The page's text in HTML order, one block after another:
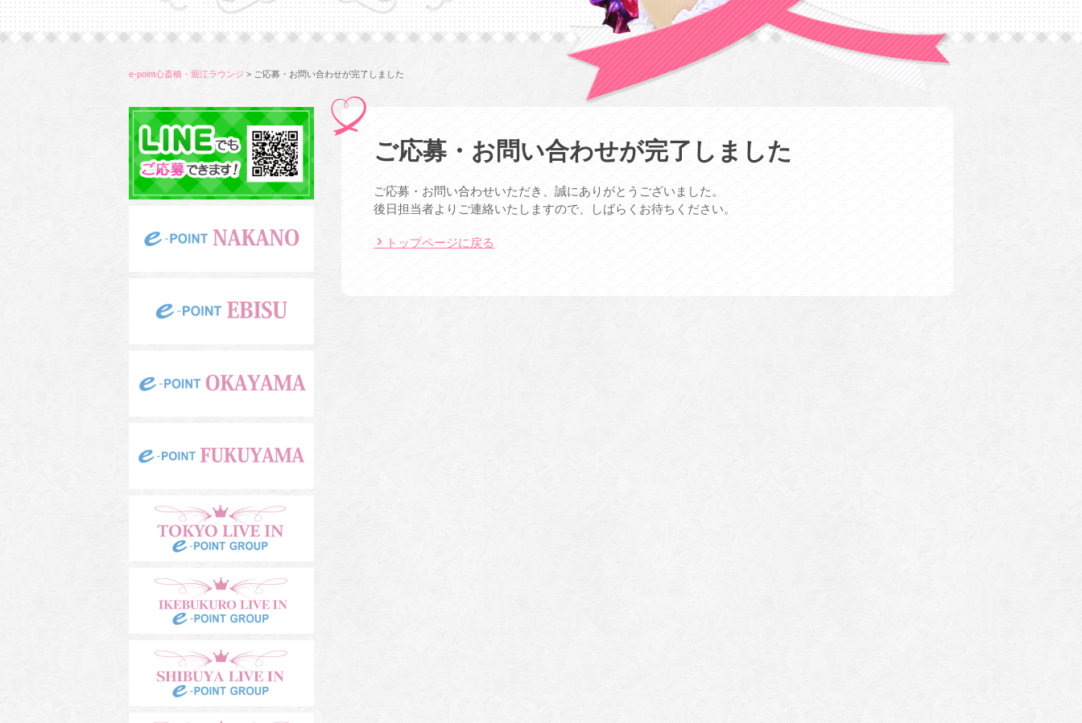
e-point心斎橋・堀江ラウンジ > ご応募・お問い合わせが完了しました
ご応募・お問い合わせが完了しました
ご応募・お問い合わせいただき、誠にありがとうございました。
後日担当者よりご連絡いたしますので、しばらくお待ちください。
トップページに戻る